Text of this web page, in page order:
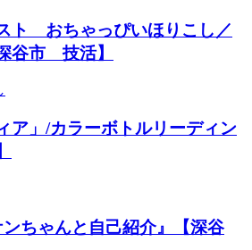
ト おちゃっぴいほりこし／
谷市 技活】
ア」/カラーボトルリーディン
ちゃんと自己紹介』【深谷